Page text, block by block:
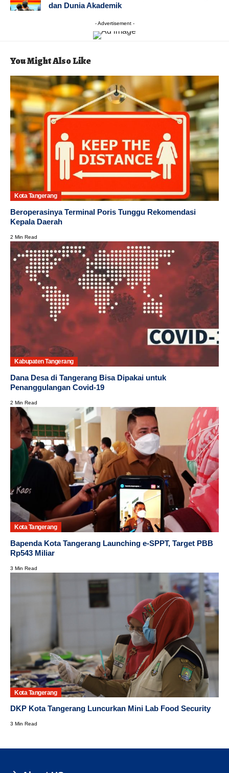
dan Dunia Akademik
- Advertisement -
You Might Also Like
Kota Tangerang
Beroperasinya Terminal Poris Tunggu Rekomendasi
Kepala Daerah
2 Min Read
Kabupaten Tangerang
Dana Desa di Tangerang Bisa Dipakai untuk
Penanggulangan Covid-19
2 Min Read
Kota Tangerang
Bapenda Kota Tangerang Launching e-SPPT, Target PBB
Rp543 Miliar
3 Min Read
Kota Tangerang
DKP Kota Tangerang Luncurkan Mini Lab Food Security
3 Min Read